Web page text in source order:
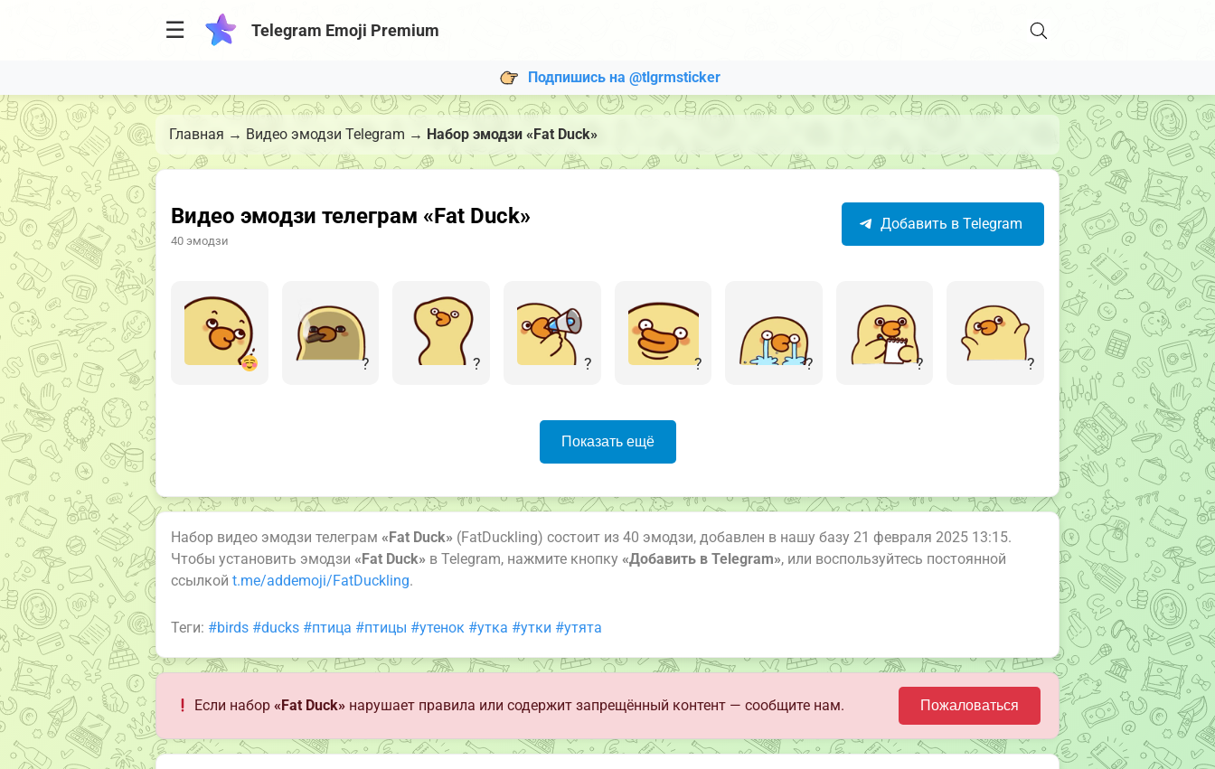
☰ Telegram Emoji Premium
Подпишись на @tlgrmsticker
Главная → Видео эмодзи Telegram → Набор эмодзи «Fat Duck»
Видео эмодзи телеграм «Fat Duck»
40 эмодзи
Добавить в Telegram
? ? ? ? ? ? ?
Показать ещё
Набор видео эмодзи телеграм «Fat Duck» (FatDuckling) состоит из 40 эмодзи, добавлен в нашу базу 21 февраля 2025 13:15.
Чтобы установить эмодзи «Fat Duck» в Telegram, нажмите кнопку «Добавить в Telegram», или воспользуйтесь постоянной
ссылкой t.me/addemoji/FatDuckling.
Теги: #birds #ducks #птица #птицы #утенок #утка #утки #утята
Если набор«Fat Duck» нарушает правила или содержит запрещённый контент — сообщите нам. Пожаловаться